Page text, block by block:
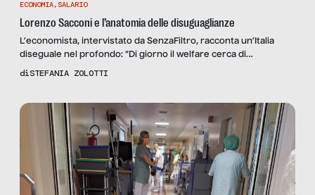
ECONOMIA, SALARIO
Lorenzo Sacconi e l’anatomia delle disuguaglianze
L’economista, intervistato da SenzaFiltro, racconta un’Italia
diseguale nel profondo: “Di giorno il welfare cerca di
aggiustare, di notte il sistema di mercato smantella quanto
diSTEFANIA ZOLOTTI